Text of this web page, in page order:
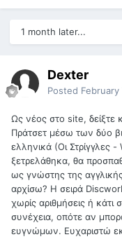
1 month later...
Dexter
Posted February
Ως νέος στο site, δείξτε
Πράτσετ μέσω των δύο
ελληνικά (Οι Στρίγγλες
ξετρελάθηκα, θα
ως γνώστης της
αρχίσω? Η σειρά
χωρίς αριθμήσεις ή
συνέχεια, οπότε αν
ευγνώμων. Ευχαριστώ